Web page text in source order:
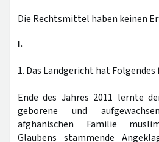
Die Rechtsmittel haben keinen
I.
1. Das Landgericht hat
Ende des Jahres 2011 lernte
geborene und
afghanischen Familie
Glaubens stammende